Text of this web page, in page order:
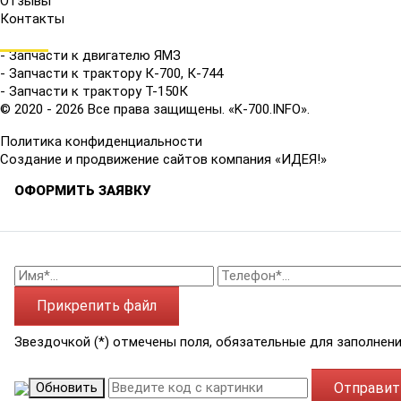
Контакты
- Запчасти к двигателю ЯМЗ
- Запчасти к трактору К-700, К-744
- Запчасти к трактору Т-150К
© 2020 - 2026 Все права защищены. «K-700.INFO».
Политика конфиденциальности
Создание и продвижение сайтов компания «ИДЕЯ!»
ОФОРМИТЬ ЗАЯВКУ
Прикрепить файл
Звездочкой (*) отмечены поля, обязательные для
Обновить